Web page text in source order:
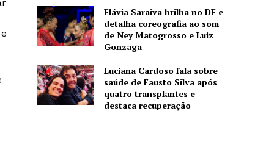
Flávia Saraiva brilha no DF e
detalha coreografia ao som
de Ney Matogrosso e Luiz
Gonzaga
Luciana Cardoso fala sobre
saúde de Fausto Silva após
quatro transplantes e
destaca recuperação